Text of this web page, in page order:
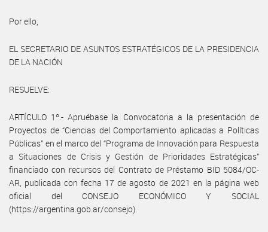
Por ello,
EL SECRETARIO DE ASUNTOS ESTRATÉGICOS DE LA PRESIDENCIA
DE LA NACIÓN
RESUELVE:
ARTÍCULO 1º.- Apruébase la Convocatoria a la presentación de
Proyectos de “Ciencias del Comportamiento aplicadas a Políticas
Públicas” en el marco del “Programa de Innovación para Respuesta
a Situaciones de Crisis y Gestión de Prioridades Estratégicas”
financiado con recursos del Contrato de Préstamo BID 5084/OC-
AR, publicada con fecha 17 de agosto de 2021 en la página web
oficial del CONSEJO ECONÓMICO Y SOCIAL
(https://argentina.gob.ar/consejo).